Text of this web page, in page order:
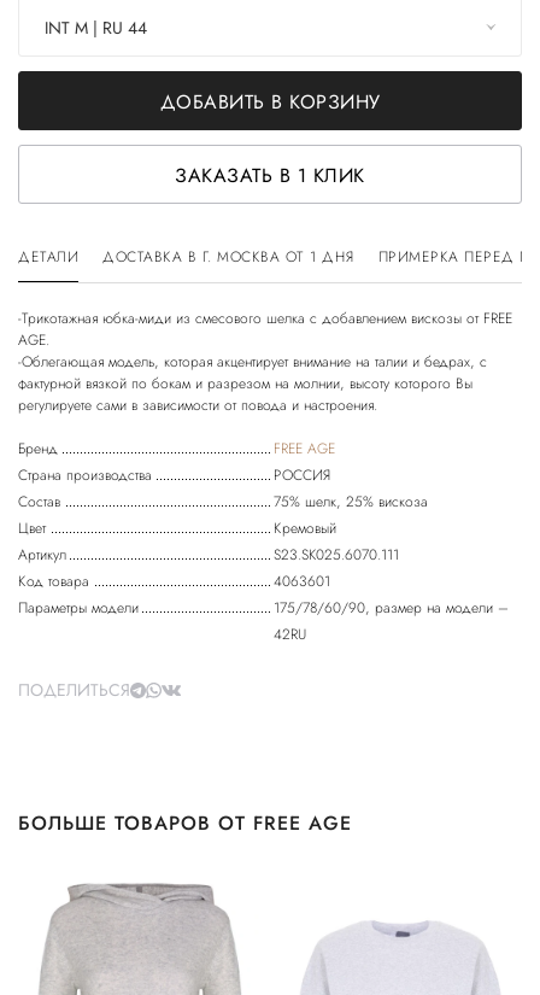
INT M | RU 44
ДОБАВИТЬ В КОРЗИНУ
ЗАКАЗАТЬ В 1 КЛИК
ДЕТАЛИ ДОСТАВКА В Г. МОСКВА ОТ 1 ДНЯ ПРИМЕРКА ПЕРЕД
-Трикотажная юбка-миди из смесового шелка с добавлением вискозы от FREE
AGE.
-Облегающая модель, которая акцентирует внимание на талии и бедрах, с
фактурной вязкой по бокам и разрезом на молнии, высоту которого Вы
Бренд
FREE AGE
Страна производства
РОССИЯ
Состав
75% шелк, 25% вискоза
Цвет
Кремовый
Артикул
S23.SK025.6070.111
Код товара
4063601
Параметры модели
175/78/60/90, размер на модели –
42RU
ПОДЕЛИТЬСЯ
БОЛЬШЕ ТОВАРОВ ОТ FREE AGE